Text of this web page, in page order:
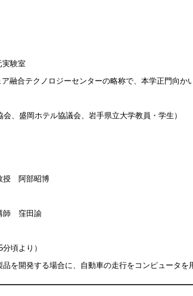
験室
融合テクノロジーセンターの略称で、本学正門向か
、盛岡ホテル協議会、岩手県立大学教員・学生）
授 阿部昭博
師 窪田諭
頃より）
開発する場合に、自動車の走行をコンピュータを